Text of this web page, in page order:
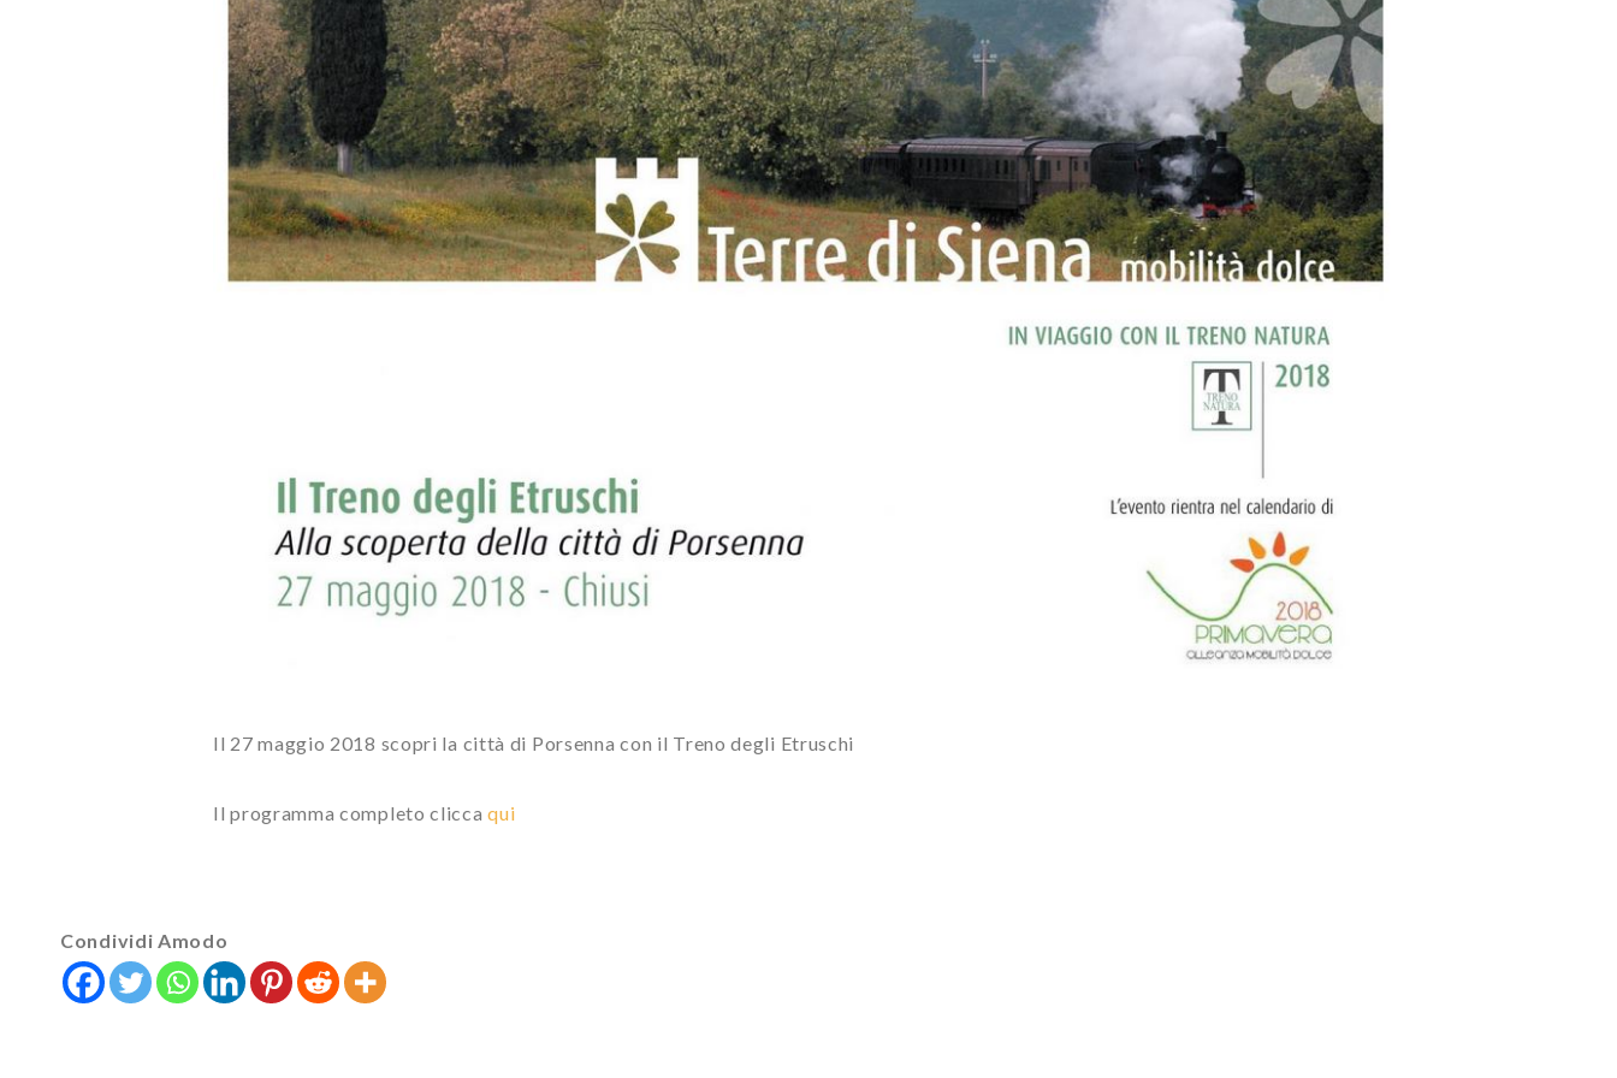
Il 27 maggio 2018 scopri la città di Porsenna con il Treno degli Etruschi
Il programma completo cliccaqui
Condividi Amodo